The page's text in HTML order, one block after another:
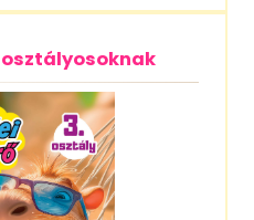
osztályosoknak